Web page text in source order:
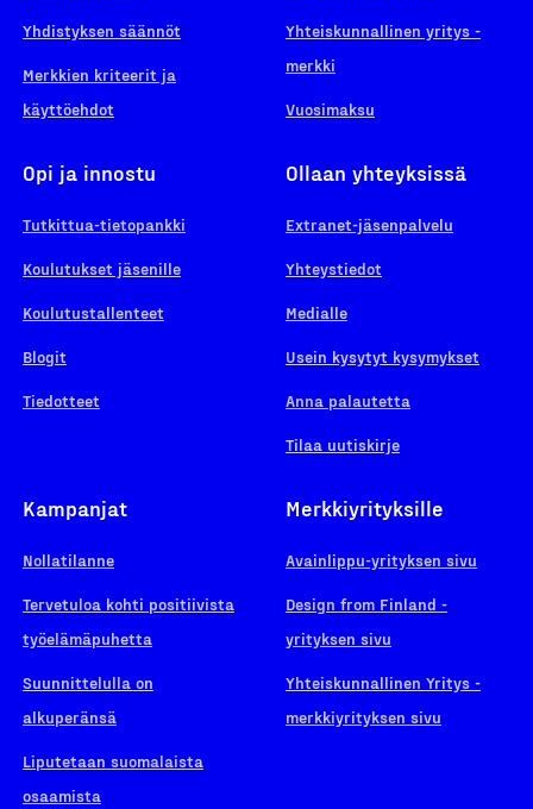
Yhdistyksen säännöt
Merkkien kriteerit ja
käyttöehdot
Yhteiskunnallinen yritys -
merkki
Vuosimaksu
Opi ja innostu
Tutkittua-tietopankki
Koulutukset jäsenille
Koulutustallenteet
Blogit
Tiedotteet
Ollaan yhteyksissä
Extranet-jäsenpalvelu
Yhteystiedot
Medialle
Usein kysytyt kysymykset
Anna palautetta
Tilaa uutiskirje
Kampanjat
Nollatilanne
Tervetuloa kohti positiivista
työelämäpuhetta
Suunnittelulla on
alkuperänsä
Liputetaan suomalaista
osaamista
Merkkiyrityksille
Avainlippu-yrityksen sivu
Design from Finland -
yrityksen sivu
Yhteiskunnallinen Yritys -
merkkiyrityksen sivu